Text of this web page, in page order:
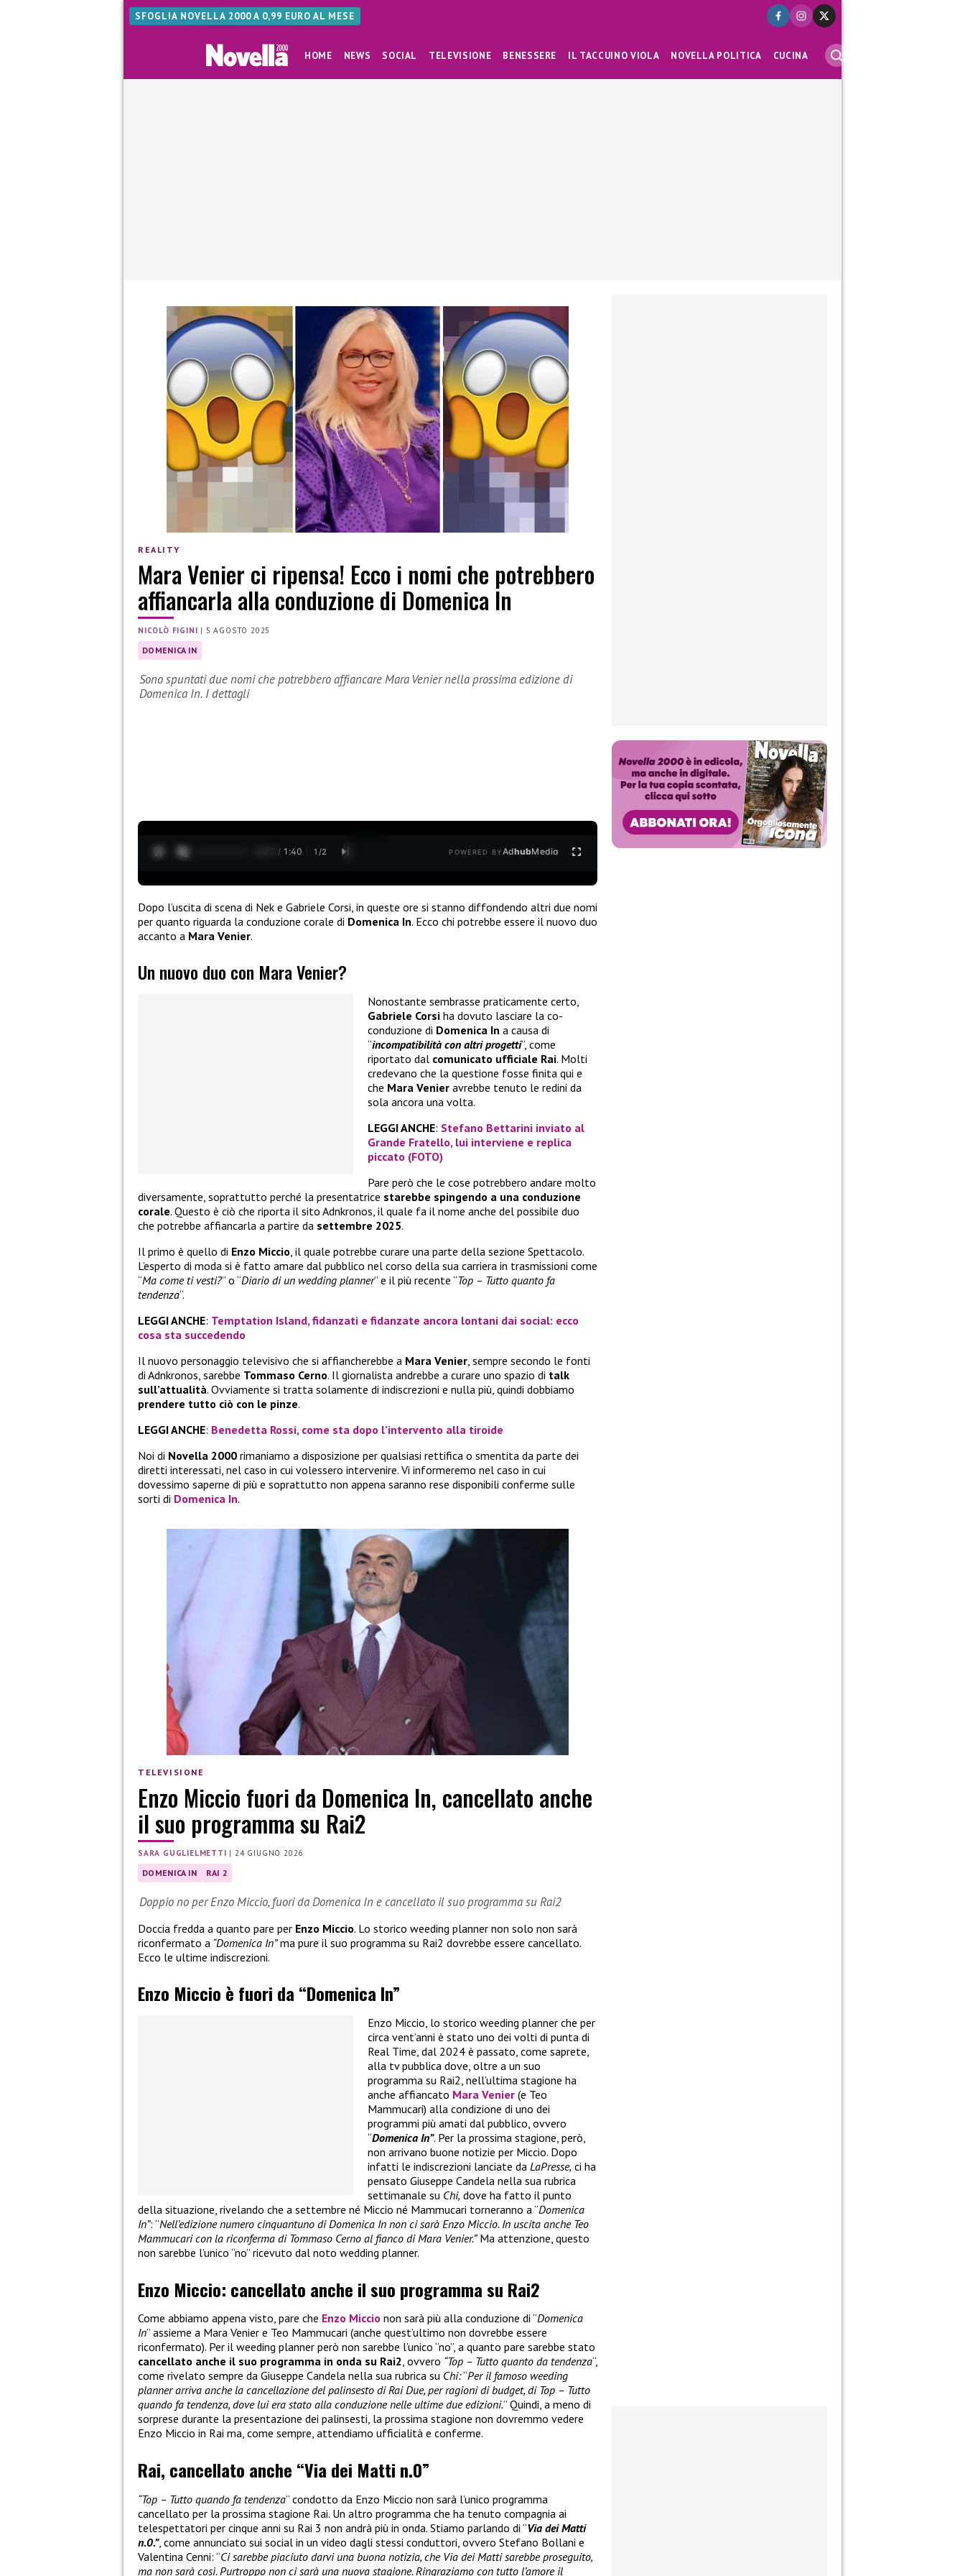
SFOGLIA NOVELLA 2000 A 0,99 EURO AL MESE
HOME NEWS SOCIAL TELEVISIONE BENESSERE IL TACCUINO VIOLA NOVELLA POLITICA CUCINA
REALITY
Mara Venier ci ripensa! Ecco i nomi che potrebbero
affiancarla alla conduzione di Domenica In
NICOLÒ FIGINI | 5 AGOSTO 2025
DOMENICA IN
Sono spuntati due nomi che potrebbero affiancare Mara Venier nella prossima edizione di
Domenica In. I dettagli
0:28 / 1:40 1 /2 POWERED BYAdhubMedia
Dopo l’uscita di scena di Nek e Gabriele Corsi, in queste ore si stanno diffondendo altri due nomi
per quanto riguarda la conduzione corale di Domenica In. Ecco chi potrebbe essere il nuovo duo
accanto a Mara Venier.
Un nuovo duo con Mara Venier?
Nonostante sembrasse praticamente certo,
Gabriele Corsi ha dovuto lasciare la co-
conduzione di Domenica In a causa di
“incompatibilità con altri progetti“, come
riportato dal comunicato ufficiale Rai. Molti
credevano che la questione fosse finita qui e
che Mara Venier avrebbe tenuto le redini da
sola ancora una volta.
LEGGI ANCHE: Stefano Bettarini inviato al
Grande Fratello, lui interviene e replica
piccato (FOTO)
Pare però che le cose potrebbero andare molto
diversamente, soprattutto perché la presentatrice starebbe spingendo a una conduzione
corale. Questo è ciò che riporta il sito Adnkronos, il quale fa il nome anche del possibile duo
che potrebbe affiancarla a partire da settembre 2025.
Il primo è quello di Enzo Miccio, il quale potrebbe curare una parte della sezione Spettacolo.
L’esperto di moda si è fatto amare dal pubblico nel corso della sua carriera in trasmissioni come
“Ma come ti vesti?” o “Diario di un wedding planner” e il più recente “Top – Tutto quanto fa
tendenza“.
LEGGI ANCHE: Temptation Island, fidanzati e fidanzate ancora lontani dai social: ecco
cosa sta succedendo
Il nuovo personaggio televisivo che si affiancherebbe a Mara Venier, sempre secondo le fonti
di Adnkronos, sarebbe Tommaso Cerno. Il giornalista andrebbe a curare uno spazio di talk
sull’attualità. Ovviamente si tratta solamente di indiscrezioni e nulla più, quindi dobbiamo
prendere tutto ciò con le pinze.
LEGGI ANCHE: Benedetta Rossi, come sta dopo l’intervento alla tiroide
Noi di Novella 2000 rimaniamo a disposizione per qualsiasi rettifica o smentita da parte dei
diretti interessati, nel caso in cui volessero intervenire. Vi informeremo nel caso in cui
dovessimo saperne di più e soprattutto non appena saranno rese disponibili conferme sulle
sorti di Domenica In.
TELEVISIONE
Enzo Miccio fuori da Domenica In, cancellato anche
il suo programma su Rai2
SARA GUGLIELMETTI |24 GIUGNO 2026
DOMENICA IN RAI 2
Doppio no per Enzo Miccio, fuori da Domenica In e cancellato il suo programma su Rai2
Doccia fredda a quanto pare per Enzo Miccio. Lo storico weeding planner non solo non sarà
riconfermato a “Domenica In”ma pure il suo programma su Rai2 dovrebbe essere cancellato.
Ecco le ultime indiscrezioni.
Enzo Miccio è fuori da “Domenica In”
Enzo Miccio, lo storico weeding planner che per
circa vent’anni è stato uno dei volti di punta di
Real Time, dal 2024 è passato, come saprete,
alla tv pubblica dove, oltre a un suo
programma su Rai2, nell’ultima stagione ha
anche affiancato Mara Venier (e Teo
Mammucari) alla condizione di uno dei
programmi più amati dal pubblico, ovvero
“Domenica In”. Per la prossima stagione, però,
non arrivano buone notizie per Miccio. Dopo
infatti le indiscrezioni lanciate da LaPresse, ci ha
pensato Giuseppe Candela nella sua rubrica
settimanale su Chi, dove ha fatto il punto
della situazione, rivelando che a settembre né Miccio né Mammucari torneranno a “Domenica
In”: “Nell’edizione numero cinquantuno di Domenica In non ci sarà Enzo Miccio. In uscita anche Teo
Mammucari con la riconferma di Tommaso Cerno al fianco di Mara Venier.”Ma attenzione, questo
non sarebbe l’unico “no” ricevuto dal noto wedding planner.
Enzo Miccio: cancellato anche il suo programma su Rai2
Come abbiamo appena visto, pare che Enzo Miccio non sarà più alla conduzione di “Domenica
In” assieme a Mara Venier e Teo Mammucari (anche quest’ultimo non dovrebbe essere
riconfermato). Per il weeding planner però non sarebbe l’unico “no”, a quanto pare sarebbe stato
cancellato anche il suo programma in onda su Rai2, ovvero “Top – Tutto quanto da tendenza“,
come rivelato sempre da Giuseppe Candela nella sua rubrica su Chi:“Per il famoso weeding
planner arriva anche la cancellazione del palinsesto di Rai Due, per ragioni di budget, di Top – Tutto
quando fa tendenza, dove lui era stato alla conduzione nelle ultime due edizioni.” Quindi, a meno di
sorprese durante la presentazione dei palinsesti, la prossima stagione non dovremmo vedere
Enzo Miccio in Rai ma, come sempre, attendiamo ufficialità e conferme.
Rai, cancellato anche “Via dei Matti n.0”
“Top – Tutto quando fa tendenza” condotto da Enzo Miccio non sarà l’unico programma
cancellato per la prossima stagione Rai. Un altro programma che ha tenuto compagnia ai
telespettatori per cinque anni su Rai 3 non andrà più in onda. Stiamo parlando di “Via dei Matti
n.0.”, come annunciato sui social in un video dagli stessi conduttori, ovvero Stefano Bollani e
Valentina Cenni: “Ci sarebbe piaciuto darvi una buona notizia, che Via dei Matti sarebbe proseguito,
ma non sarà così. Purtroppo non ci sarà una nuova stagione. Ringraziamo con tutto l’amore il